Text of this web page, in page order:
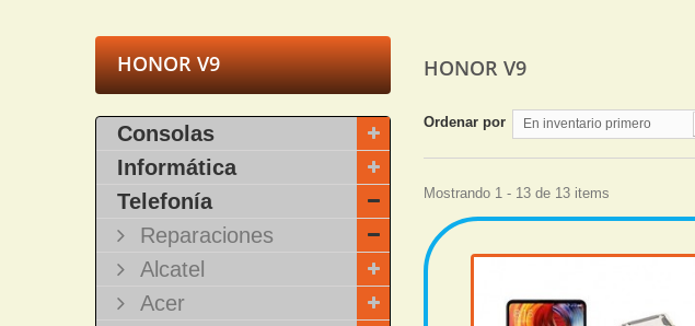
HONOR V9
Consolas
Informática
Telefonía
Reparaciones
Alcatel
Acer
HONOR V9
Ordenar por En inventario primero
Mostrando 1 - 13 de 13 items